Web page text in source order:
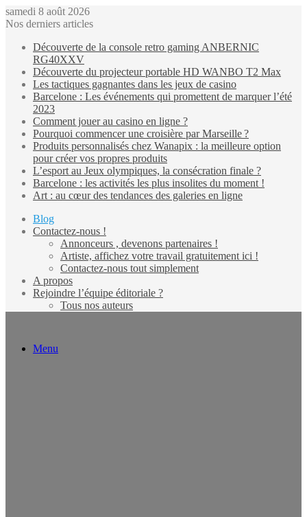
samedi 8 août 2026
Nos derniers articles
Découverte de la console retro gaming ANBERNIC
RG40XXV
Découverte du projecteur portable HD WANBO T2 Max
Les tactiques gagnantes dans les jeux de casino
Barcelone : Les événements qui promettent de marquer l’été
2023
Comment jouer au casino en ligne ?
Pourquoi commencer une croisière par Marseille ?
Produits personnalisés chez Wanapix : la meilleure option
pour créer vos propres produits
L’esport au Jeux olympiques, la consécration finale ?
Barcelone : les activités les plus insolites du moment !
Art : au cœur des tendances des galeries en ligne
Blog
Contactez-nous !
Annonceurs , devenons partenaires !
Artiste, affichez votre travail gratuitement ici !
Contactez-nous tout simplement
A propos
Rejoindre l’équipe éditoriale ?
Tous nos auteurs
Menu